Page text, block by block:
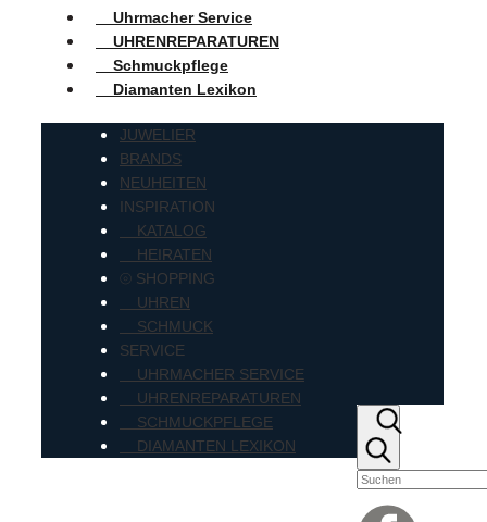
Uhrmacher Service
UHRENREPARATUREN
Schmuckpflege
Diamanten Lexikon
JUWELIER
BRANDS
NEUHEITEN
INSPIRATION
KATALOG
HEIRATEN
⦾ SHOPPING
UHREN
SCHMUCK
SERVICE
UHRMACHER SERVICE
UHRENREPARATUREN
SCHMUCKPFLEGE
DIAMANTEN LEXIKON